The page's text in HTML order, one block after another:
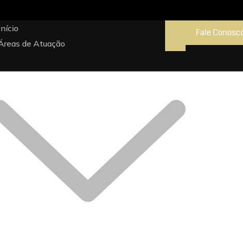
de Atuação
Fale